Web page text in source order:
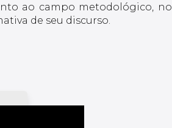
ao campo metodológico, no
de seu discurso.